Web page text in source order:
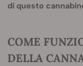
di questo
COME
DELLA